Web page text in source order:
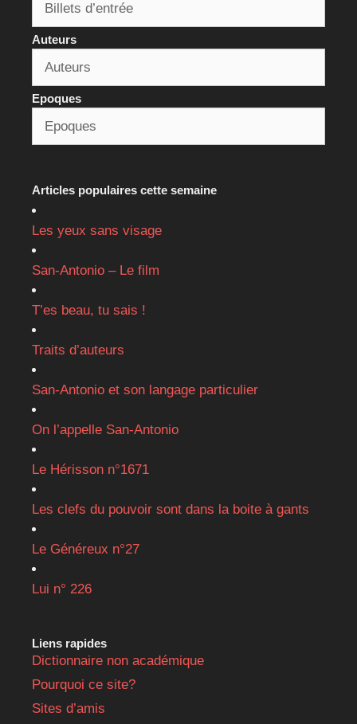
Auteurs
Epoques
Articles populaires cette semaine
Les yeux sans visage
San-Antonio – Le film
T’es beau, tu sais !
Traits d’auteurs
San-Antonio et son langage particulier
On l’appelle San-Antonio
Le Hérisson n°1671
Les clefs du pouvoir sont dans la boite à gants
Le Généreux n°27
Lui n° 226
Liens rapides
Dictionnaire non académique
Pourquoi ce site?
Sites d’amis